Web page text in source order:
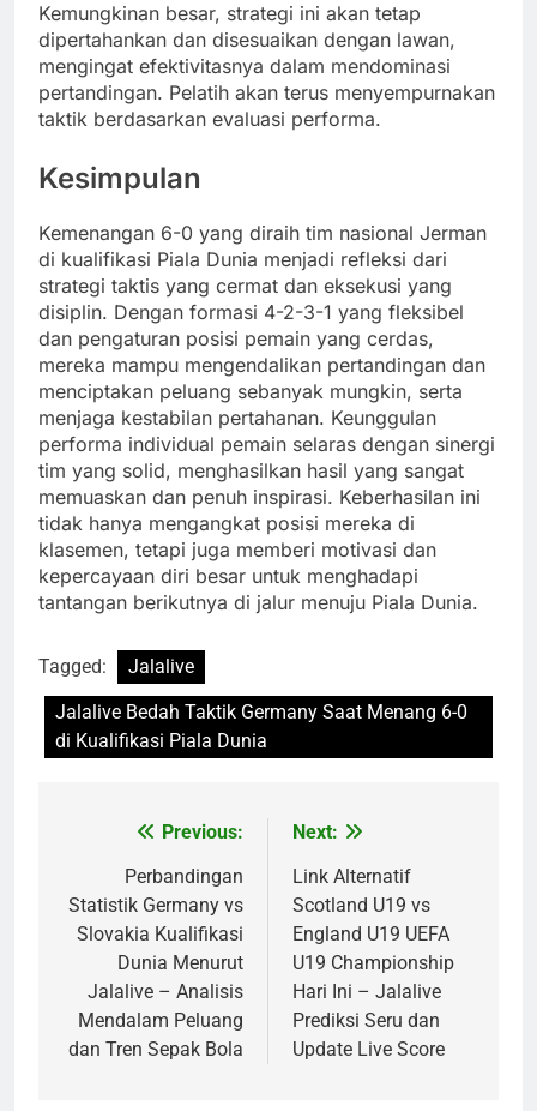
Kemungkinan besar, strategi ini akan tetap
dipertahankan dan disesuaikan dengan lawan,
mengingat efektivitasnya dalam mendominasi
pertandingan. Pelatih akan terus menyempurnakan
taktik berdasarkan evaluasi performa.
Kesimpulan
Kemenangan 6-0 yang diraih tim nasional Jerman
di kualifikasi Piala Dunia menjadi refleksi dari
strategi taktis yang cermat dan eksekusi yang
disiplin. Dengan formasi 4-2-3-1 yang fleksibel
dan pengaturan posisi pemain yang cerdas,
mereka mampu mengendalikan pertandingan dan
menciptakan peluang sebanyak mungkin, serta
menjaga kestabilan pertahanan. Keunggulan
performa individual pemain selaras dengan sinergi
tim yang solid, menghasilkan hasil yang sangat
memuaskan dan penuh inspirasi. Keberhasilan ini
tidak hanya mengangkat posisi mereka di
klasemen, tetapi juga memberi motivasi dan
kepercayaan diri besar untuk menghadapi
tantangan berikutnya di jalur menuju Piala Dunia.
Tagged:
Jalalive
Jalalive Bedah Taktik Germany Saat Menang 6-0
di Kualifikasi Piala Dunia
navigation
Previous:
Perbandingan
Statistik Germany vs
Slovakia Kualifikasi
Dunia Menurut
Jalalive – Analisis
Mendalam Peluang
dan Tren Sepak Bola
Next:
Link Alternatif
Scotland U19 vs
England U19 UEFA
U19 Championship
Hari Ini – Jalalive
Prediksi Seru dan
Update Live Score